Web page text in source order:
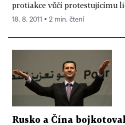
protiakce vůčí protestujícímu
18. 8. 2011 ▪ 2 min. čtení
Rusko a Čína